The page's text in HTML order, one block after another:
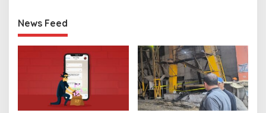
News Feed